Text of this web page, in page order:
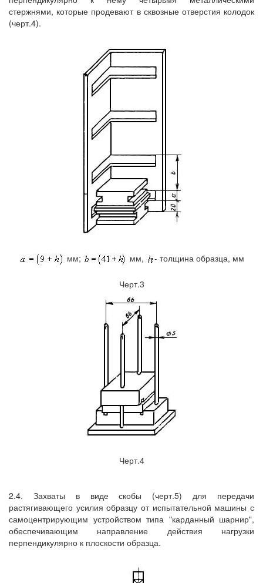
стержнями, которые продевают в сквозные отверстия колодок
(черт.4).
мм; мм, - толщина образца, мм
Черт.3
Черт.4
2.4. Захваты в виде скобы (черт.5) для передачи
растягивающего усилия образцу от испытательной машины с
самоцентрирующим устройством типа "карданный шарнир",
обеспечивающим направление действия нагрузки
перпендикулярно к плоскости образца.